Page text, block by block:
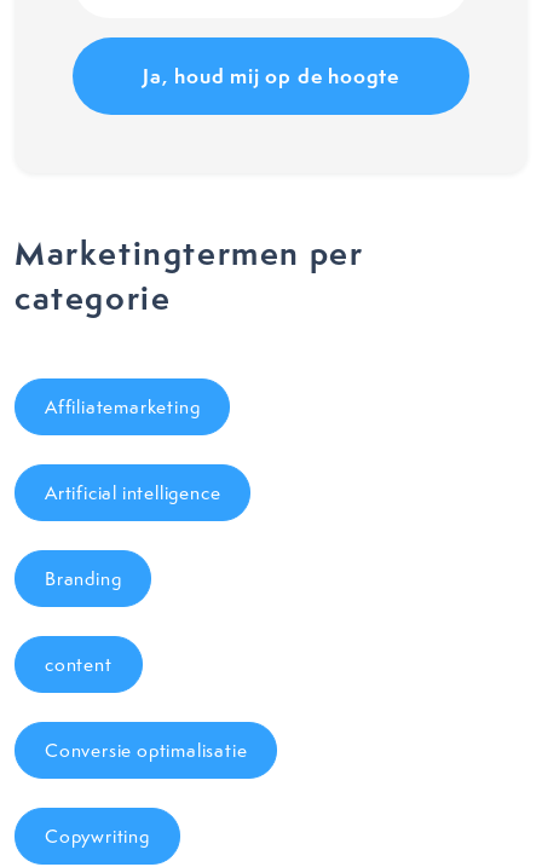
Marketingtermen per
categorie
Affiliatemarketing
Artificial intelligence
Branding
content
Conversie optimalisatie
Copywriting